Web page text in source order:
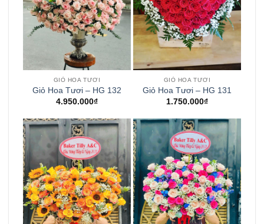
GIỎ HOA TƯƠI
Giỏ Hoa Tươi – HG 132
4.950.000₫
GIỎ HOA TƯƠI
Giỏ Hoa Tươi – HG 131
1.750.000₫